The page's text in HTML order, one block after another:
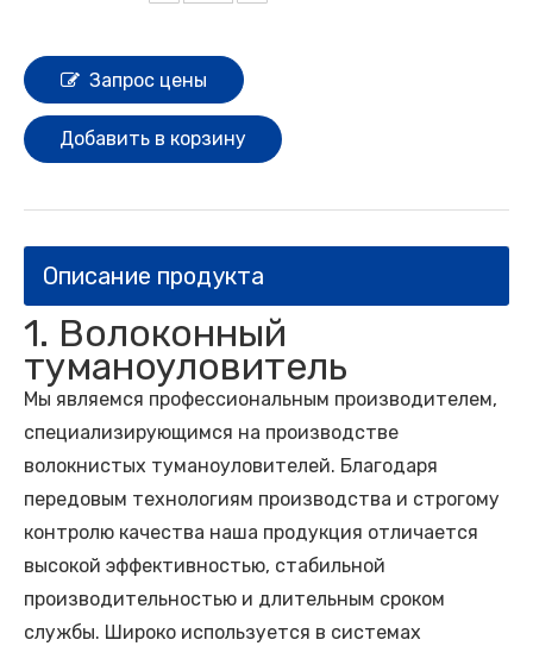
Запрос цены
Добавить в корзину
Описание продукта
1. Волоконный
туманоуловитель
Мы являемся профессиональным производителем,
специализирующимся на производстве
волокнистых туманоуловителей. Благодаря
передовым технологиям производства и строгому
контролю качества наша продукция отличается
высокой эффективностью, стабильной
производительностью и длительным сроком
службы. Широко используется в системах